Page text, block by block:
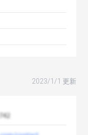
2023/1/1 更新